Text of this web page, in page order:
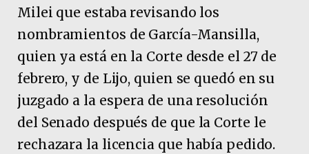
Milei que estaba revisando los
nombramientos de García-Mansilla,
quien ya está en la Corte desde el 27 de
febrero, y de Lijo, quien se quedó en su
juzgado a la espera de una resolución
del Senado después de que la Corte le
rechazara la licencia que había pedido.